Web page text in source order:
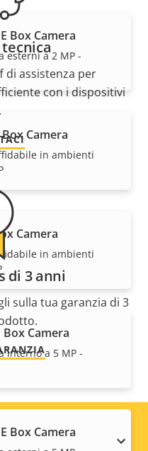
Box Camera
esterni a 2 MP -
Box Camera
in ambienti
Camera
in ambienti
Box Camera
interno a 5 MP -
Box Camera
assistenza per
con i dispositivi
di 3 anni
sulla tua garanzia di 3